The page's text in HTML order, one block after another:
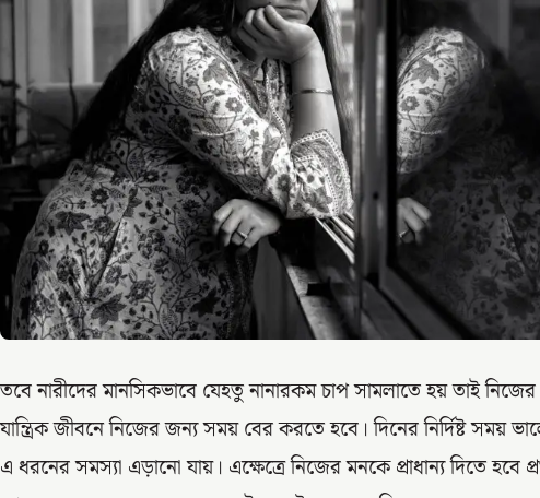
তবে নারীদের মানসিকভাবে যেহতু নানারকম চাপ সামলাতে হয় তাই নিজের
যান্ত্রিক জীবনে নিজের জন্য সময় বের করতে হবে। দিনের নির্দিষ্ট সময়
এ ধরনের সমস্যা এড়ানো যায়। এক্ষেত্রে নিজের মনকে প্রাধান্য দিতে